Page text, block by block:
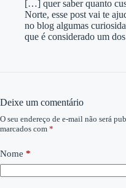
[…] quer saber quanto
Norte, esse post vai te
no blog algumas
que é considerado um
Deixe um comentário
O seu endereço de e-mail não será
marcados com *
Nome *